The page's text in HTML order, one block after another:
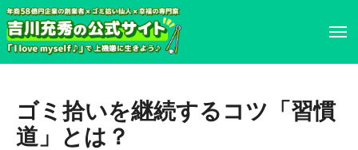
プロフィール
プロフィール
ゴミ拾いを継続するコツ「習慣
道」とは？